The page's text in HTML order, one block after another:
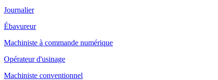
Journalier
Ébavureur
Machiniste à commande numérique
Opérateur d'usinage
Machiniste conventionnel